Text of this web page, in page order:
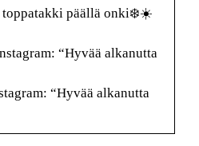
toppatakki päällä onki❄️☀️
“Hyvää alkanutta
“Hyvää alkanutta